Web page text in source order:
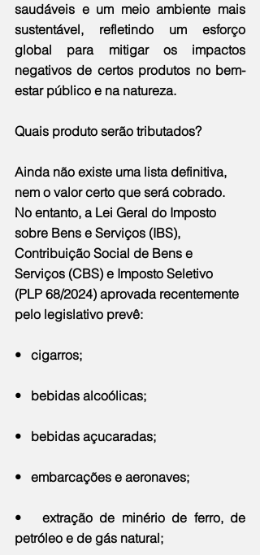
saudáveis e um meio ambiente mais
sustentável, refletindo um esforço
global para mitigar os impactos
negativos de certos produtos no bem-
estar público e na natureza.
Quais produto serão tributados?
Ainda não existe uma lista definitiva,
nem o valor certo que será cobrado.
No entanto, a Lei Geral do Imposto
sobre Bens e Serviços (IBS),
Contribuição Social de Bens e
Serviços (CBS) e Imposto Seletivo
(PLP 68/2024) aprovada recentemente
pelo legislativo prevê:
•   cigarros;
•   bebidas alcoólicas;
•   bebidas açucaradas;
•   embarcações e aeronaves;
•   extração de minério de ferro, de
petróleo e de gás natural;